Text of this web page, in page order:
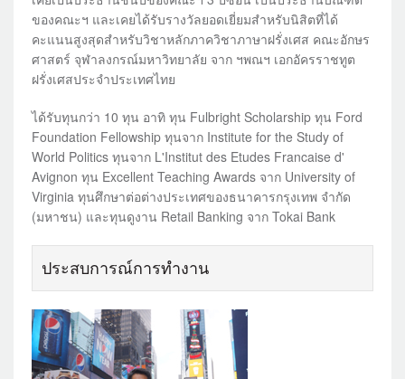
ของคณะฯ และเคยได้รับรางวัลยอดเยี่ยมสำหรับนิสิตที่ได้
คะแนนสูงสุดสำหรับวิชาหลักภาควิชาภาษาฝรั่งเศส คณะอักษร
ศาสตร์ จุฬาลงกรณ์มหาวิทยาลัย จาก ฯพณฯ เอกอัครราชทูต
ฝรั่งเศสประจำประเทศไทย
ได้รับทุนกว่า 10 ทุน อาทิ ทุน Fulbright Scholarship ทุน Ford
Foundation Fellowship ทุนจาก Institute for the Study of
World Politics ทุนจาก L'Institut des Etudes Francaise d'
Avignon ทุน Excellent Teaching Awards จาก University of
Virginia ทุนศึกษาต่อต่างประเทศของธนาคารกรุงเทพ จำกัด
(มหาชน) และทุนดูงาน Retail Banking จาก Tokai Bank
ประสบการณ์การทำงาน